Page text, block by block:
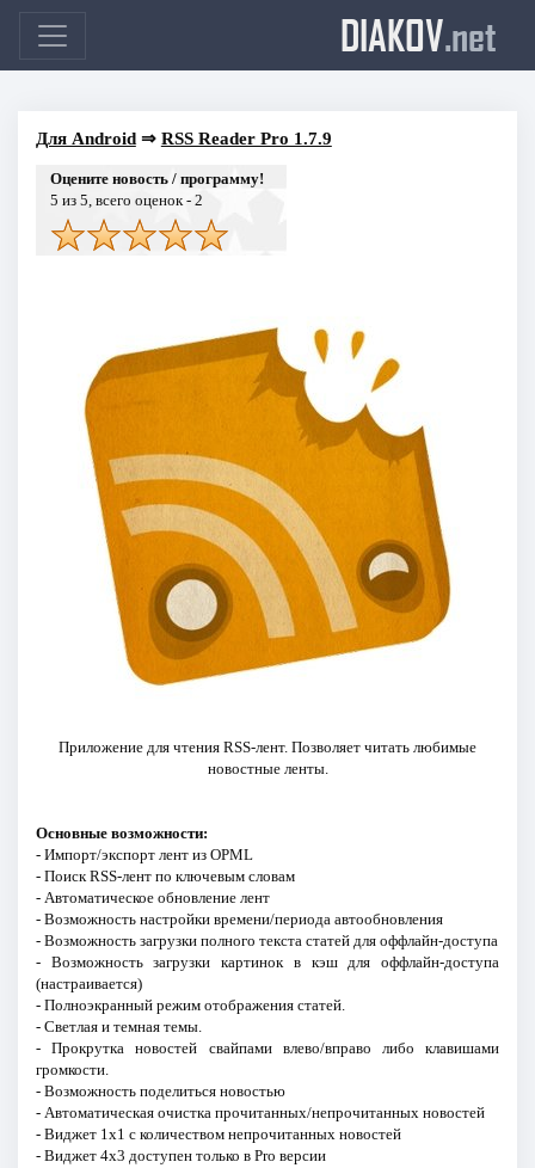
DIAKOV.net
Для Android⇒ RSS Reader Pro 1.7.9
Оцените новость / программу!
5 из 5, всего оценок - 2
Приложение для чтения RSS-лент. Позволяет читать любимые
новостные ленты.
Основные возможности:
- Импорт/экспорт лент из OPML
- Поиск RSS-лент по ключевым словам
- Автоматическое обновление лент
- Возможность настройки времени/периода автообновления
- Возможность загрузки полного текста статей для оффлайн-доступа
- Возможность загрузки картинок в кэш для оффлайн-доступа
(настраивается)
- Полноэкранный режим отображения статей.
- Светлая и темная темы.
- Прокрутка новостей свайпами влево/вправо либо клавишами
громкости.
- Возможность поделиться новостью
- Автоматическая очистка прочитанных/непрочитанных новостей
- Виджет 1x1 с количеством непрочитанных новостей
- Виджет 4x3 доступен только в Pro версии